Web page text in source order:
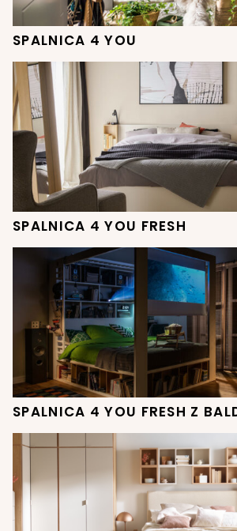
SPALNICA 4 YOU
SPALNICA 4 YOU FRESH
SPALNICA 4 YOU FRESH Z